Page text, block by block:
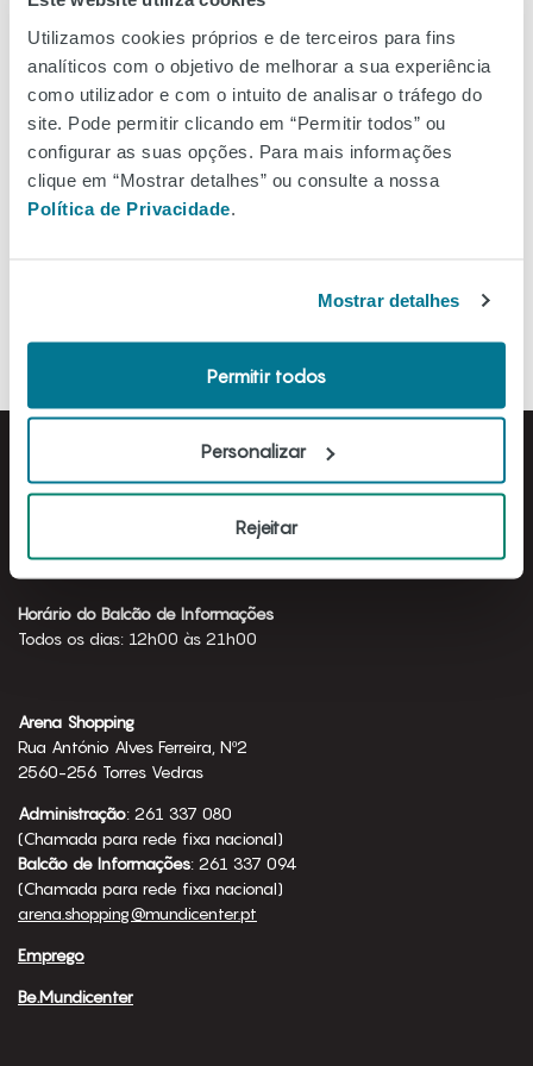
Utilizamos cookies próprios e de terceiros para fins
analíticos com o objetivo de melhorar a sua experiência
como utilizador e com o intuito de analisar o tráfego do
site. Pode permitir clicando em “Permitir todos” ou
configurar as suas opções. Para mais informações
clique em “Mostrar detalhes” ou consulte a nossa
Política de Privacidade
Mostrar detalhes
Permitir todos
Personalizar
Rejeitar
Filtros
Horário do Balcão de Informações
Todos os dias: 12h00 às 21h00
Arena Shopping
Rua António Alves Ferreira, Nº2
2560-256 Torres Vedras
Administração: 261 337 080
(Chamada para rede fixa nacional)
Balcão de Informações: 261 337 094
(Chamada para rede fixa nacional)
arena.shopping@mundicenter.pt
Emprego
Be.Mundicenter